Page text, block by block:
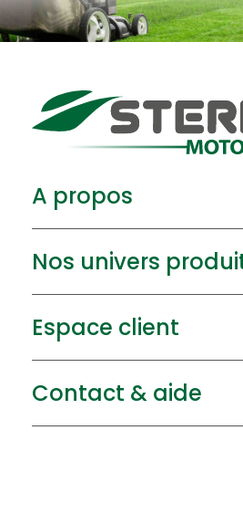
A propos
Nos univers
Espace client
Contact & aide